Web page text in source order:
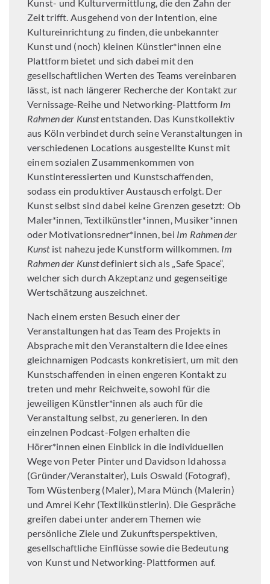
Kunst- und Kulturvermittlung, die den Zahn der
Zeit trifft. Ausgehend von der Intention, eine
Kultureinrichtung zu finden, die unbekannter
Kunst und (noch) kleinen Künstler*innen eine
Plattform bietet und sich dabei mit den
gesellschaftlichen Werten des Teams vereinbaren
lässt, ist nach längerer Recherche der Kontakt zur
Vernissage-Reihe und Networking-Plattform Im
Rahmen der Kunstentstanden. Das Kunstkollektiv
aus Köln verbindet durch seine Veranstaltungen in
verschiedenen Locations ausgestellte Kunst mit
einem sozialen Zusammenkommen von
Kunstinteressierten und Kunstschaffenden,
sodass ein produktiver Austausch erfolgt. Der
Kunst selbst sind dabei keine Grenzen gesetzt: Ob
Maler*innen, Textilkünstler*innen, Musiker*innen
oder Motivationsredner*innen, bei Im Rahmen der
Kunstist nahezu jede Kunstform willkommen. Im
Rahmen der Kunstdefiniert sich als „Safe Space“,
welcher sich durch Akzeptanz und gegenseitige
Wertschätzung auszeichnet.
Nach einem ersten Besuch einer der
Veranstaltungen hat das Team des Projekts in
Absprache mit den Veranstaltern die Idee eines
gleichnamigen Podcasts konkretisiert, um mit den
Kunstschaffenden in einen engeren Kontakt zu
treten und mehr Reichweite, sowohl für die
jeweiligen Künstler*innen als auch für die
Veranstaltung selbst, zu generieren. In den
einzelnen Podcast-Folgen erhalten die
Hörer*innen einen Einblick in die individuellen
Wege von Peter Pinter und Davidson Idahossa
(Gründer/Veranstalter), Luis Oswald (Fotograf),
Tom Wüstenberg (Maler), Mara Münch (Malerin)
und Amrei Kehr (Textilkünstlerin). Die Gespräche
greifen dabei unter anderem Themen wie
persönliche Ziele und Zukunftsperspektiven,
gesellschaftliche Einflüsse sowie die Bedeutung
von Kunst und Networking-Plattformen auf.